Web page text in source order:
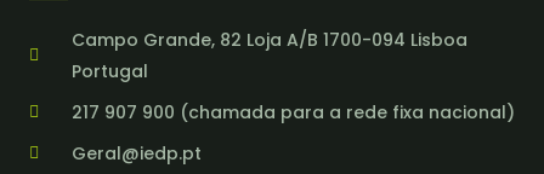
Campo Grande, 82 Loja A/B 1700-094 Lisboa
Portugal
217 907 900 (chamada para a rede fixa nacional)
Geral@iedp.pt